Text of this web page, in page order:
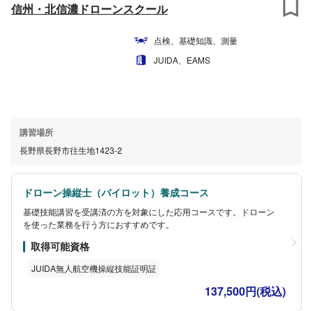
信州・北信濃ドローンスクール
点検、基礎知識、測量
JUIDA、EAMS
講習場所
長野県長野市往生地1423-2
ドローン操縦士（パイロット）養成コース
基礎技能講習を受講済の方を対象にした応用コースです。ドローン
を使った業務を行う方におすすめです。
取得可能資格
JUIDA無人航空機操縦技能証明証
137,500円(税込)